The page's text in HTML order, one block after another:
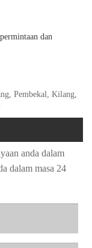
dan
Pembekal, Kilang,
anda dalam
dalam masa 24